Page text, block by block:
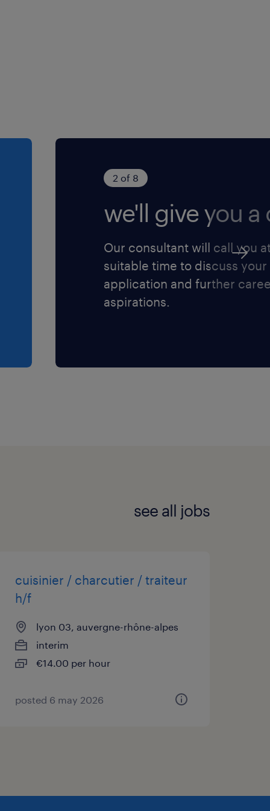
2 of 8
we'll give you a
Our consultant will call you
suitable time to discuss your
application and further
aspirations.
see all jobs
cuisinier / charcutier / traiteur
h/f
lyon 03, auvergne-rhône-alpes
interim
€14.00 per hour
posted 6 may 2026